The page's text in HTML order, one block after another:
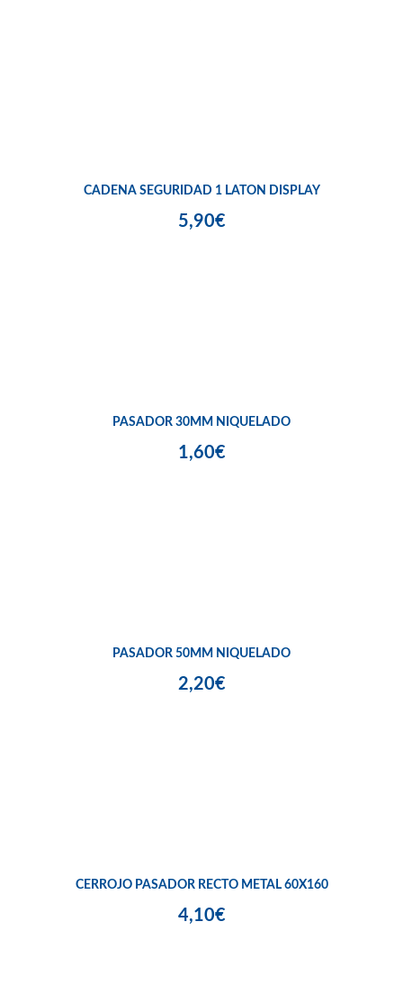
CADENA SEGURIDAD 1 LATON DISPLAY
5,90€
PASADOR 30MM NIQUELADO
1,60€
PASADOR 50MM NIQUELADO
2,20€
CERROJO PASADOR RECTO METAL 60X160
4,10€